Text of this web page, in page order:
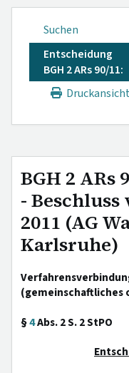
Suchen
Entscheidung
BGH 2 ARs 90/11:
Druckansicht
BGH 2 ARs
- Beschluss
2011 (AG
Karlsruhe)
(gemeinschaftliches
§4Abs. 2 S. 2 StPO